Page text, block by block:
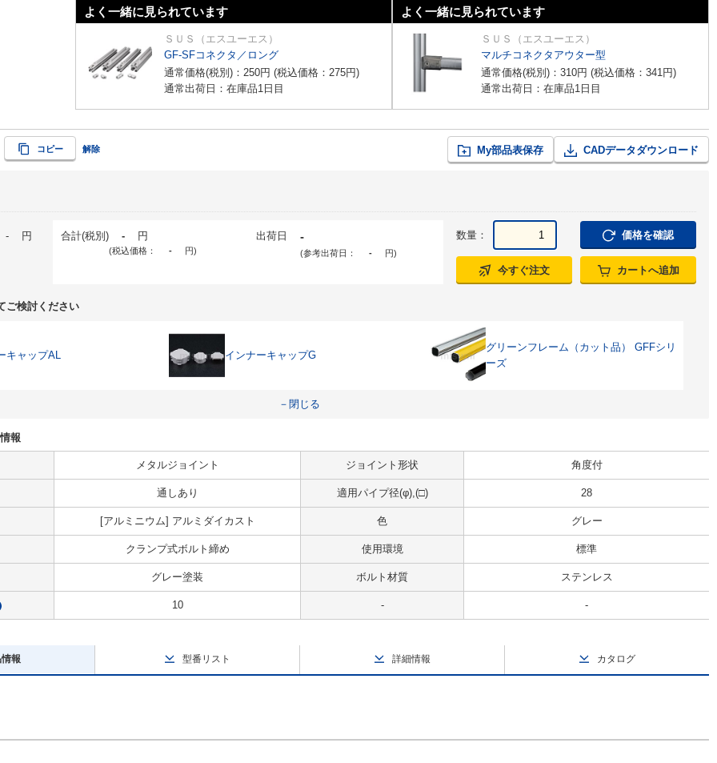
よく一緒に見られています
ＳＵＳ（エスユーエス）
GF-SFコネクタ／ロング
通常価格(税別)： 250円 (税込価格： 275円)
通常出荷日：在庫品1日目
よく一緒に見られています
ＳＵＳ（エスユーエス）
マルチコネクタアウター型
通常価格(税別)： 310円 (税込価格： 341円)
通常出荷日：在庫品1日目
コピー 解除 My部品表保存 CADデータダウンロード
- 円 合計(税別) - 円
(税込価格： - 円)
出荷日 -
(参考出荷日： - 円)
数量： 価格を確認
今すぐ注文 カートへ追加
ご検討ください
キャップAL インナーキャップG
グリーンフレーム（カット品） GFFシリ
ーズ
－閉じる
報
メタルジョイント ジョイント形状 角度付
通しあり 適用パイプ径(φ),(□) 28
[アルミニウム] アルミダイカスト 色 グレー
クランプ式ボルト締め 使用環境 標準
グレー塗装 ボルト材質 ステンレス
? 10 - -
報 型番リスト 詳細情報 カタログ